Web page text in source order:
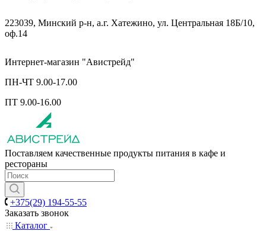
223039, Минский р-н, а.г. Хатежино, ул. Центральная 18Б/10,
оф.14
Интернет-магазин "Авистрейд"
ПН-ЧТ 9.00-17.00
ПТ 9.00-16.00
Поставляем качественные продукты питания в кафе и
рестораны
+375(29) 194-55-55
Заказать звонок
Каталог